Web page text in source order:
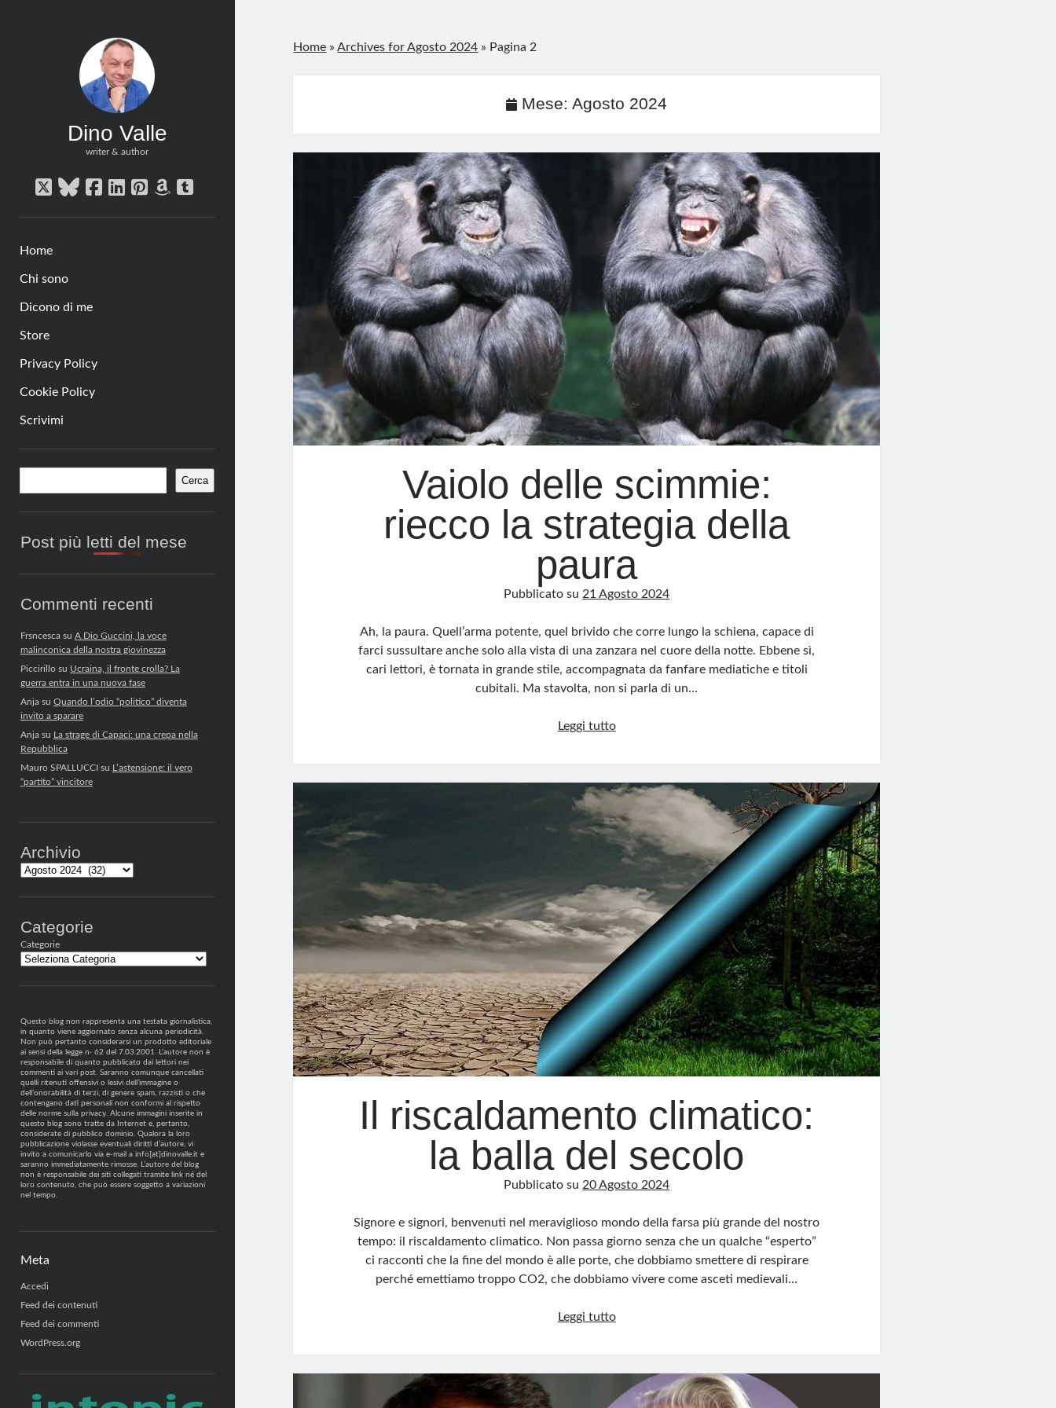
Dino Valle
writer & author
twitterbluesky
facebook
linkedin
pinterest
amazon
tumblr
Home
Chi sono
Dicono di me
Store
Privacy Policy
Cookie Policy
Scrivimi
Barra
laterale
Cerca
Post più letti del mese
Commenti recenti
Frsncescasu A Dio Guccini, la voce
malinconica della nostra giovinezza
Piccirillosu Ucraina, il fronte crolla? La
guerra entra in una nuova fase
Anjasu Quando l’odio “politico” diventa
invito a sparare
Anjasu La strage di Capaci: una crepa nella
Repubblica
Mauro SPALLUCCIsu L’astensione: il vero
“partito” vincitore
Archivio
Archivi
Categorie
Categorie
Questo blog non rappresenta una testata giornalistica,
in quanto viene aggiornato senza alcuna periodicità.
Non può pertanto considerarsi un prodotto editoriale
ai sensi della legge n· 62 del 7.03.2001. L’autore non è
responsabile di quanto pubblicato dai lettori nei
commenti ai vari post. Saranno comunque cancellati
quelli ritenuti offensivi o lesivi dell’immagine o
dell’onorabilità di terzi, di genere spam, razzisti o che
contengano dati personali non conformi al rispetto
delle norme sulla privacy. Alcune immagini inserite in
questo blog sono tratte da Internet e, pertanto,
considerate di pubblico dominio. Qualora la loro
pubblicazione violasse eventuali diritti d’autore, vi
invito a comunicarlo via e-mail a info[at]dinovalle.it e
saranno immediatamente rimosse. L’autore del blog
non è responsabile dei siti collegati tramite link né del
loro contenuto, che può essere soggetto a variazioni
nel tempo.
Meta
Accedi
Feed dei contenuti
Feed dei commenti
WordPress.org
Home »Archives for Agosto 2024 » Pagina 2
Mese:Agosto 2024
Vaiolo delle scimmie:
riecco la strategia della
paura
Pubblicato su21 Agosto 2024
Ah, la paura. Quell’arma potente, quel brivido che corre lungo la schiena, capace di
farci sussultare anche solo alla vista di una zanzara nel cuore della notte. Ebbene sì,
cari lettori, è tornata in grande stile, accompagnata da fanfare mediatiche e titoli
cubitali. Ma stavolta, non si parla di un…
Leggi tuttoVaiolo
riecco
la
strategia
della
paura
Il riscaldamento climatico:
la balla del secolo
Pubblicato su 20 Agosto 2024
Signore e signori, benvenuti nel meraviglioso mondo della farsa più grande del nostro
tempo: il riscaldamento climatico. Non passa giorno senza che un qualche “esperto”
ci racconti che la fine del mondo è alle porte, che dobbiamo smettere di respirare
perché emettiamo troppo CO2, che dobbiamo vivere come asceti medievali…
Leggi tuttoIl
la
balla